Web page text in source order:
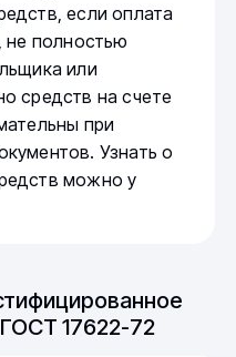
если оплата
не полностью
или
средств на счете
при
Узнать о
можно у
17622-72